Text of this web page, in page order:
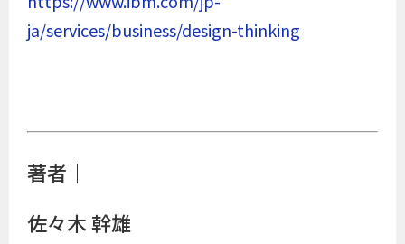
ja/services/business/design-thinking
著者｜
佐々木 幹雄